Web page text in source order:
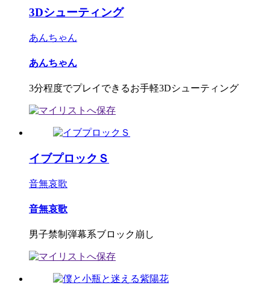
3Dシューティング
あんちゃん
あんちゃん
3分程度でプレイできるお手軽3Dシューティング
イブプロックＳ
音無哀歌
音無哀歌
男子禁制弾幕系ブロック崩し